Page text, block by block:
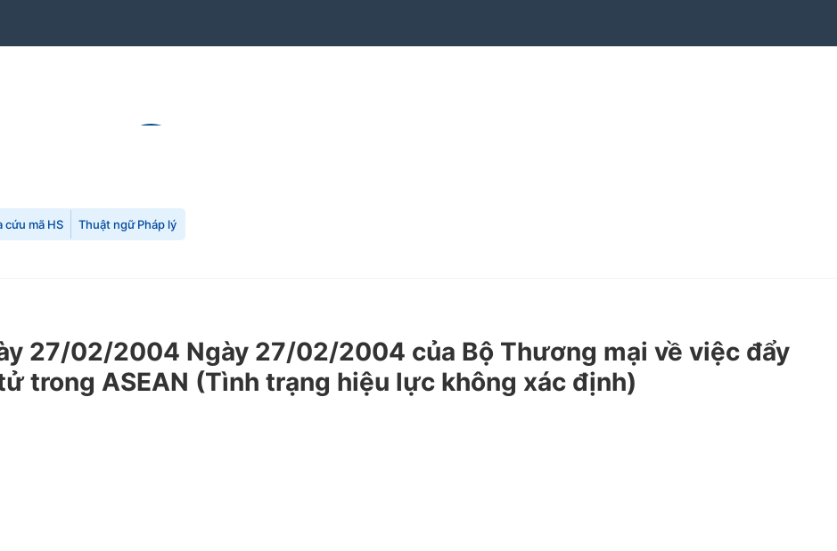
cứu mã HS Thuật ngữ Pháp lý
27/02/2004 Ngày 27/02/2004 của Bộ Thương mại về việc đẩy
trong ASEAN (Tình trạng hiệu lực không xác định)